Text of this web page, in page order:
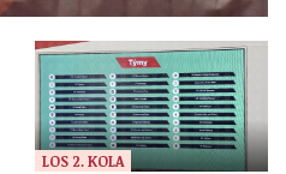
LOS 2. KOLA